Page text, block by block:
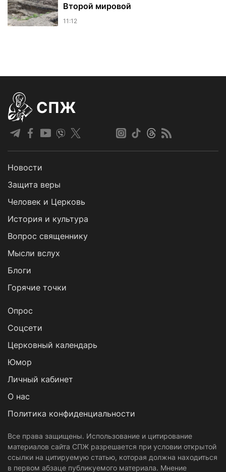
Второй мировой
11:12
СПЖ
Новости
Защита веры
Человек и Церковь
История и культура
Вопрос священнику
Мысли вслух
Блоги
Горячие точки
Опрос
Cоцсети
Церковный календарь
Юмор
Личный кабинет
О нас
Политика конфиденциальности
Все права защищены. Использование и цитирование
материалов сайта СПЖ разрешается при условии открытой
ссылки на цитируемую статью, которая должна находиться
в первом абзаце публикуемого материала. Мнение